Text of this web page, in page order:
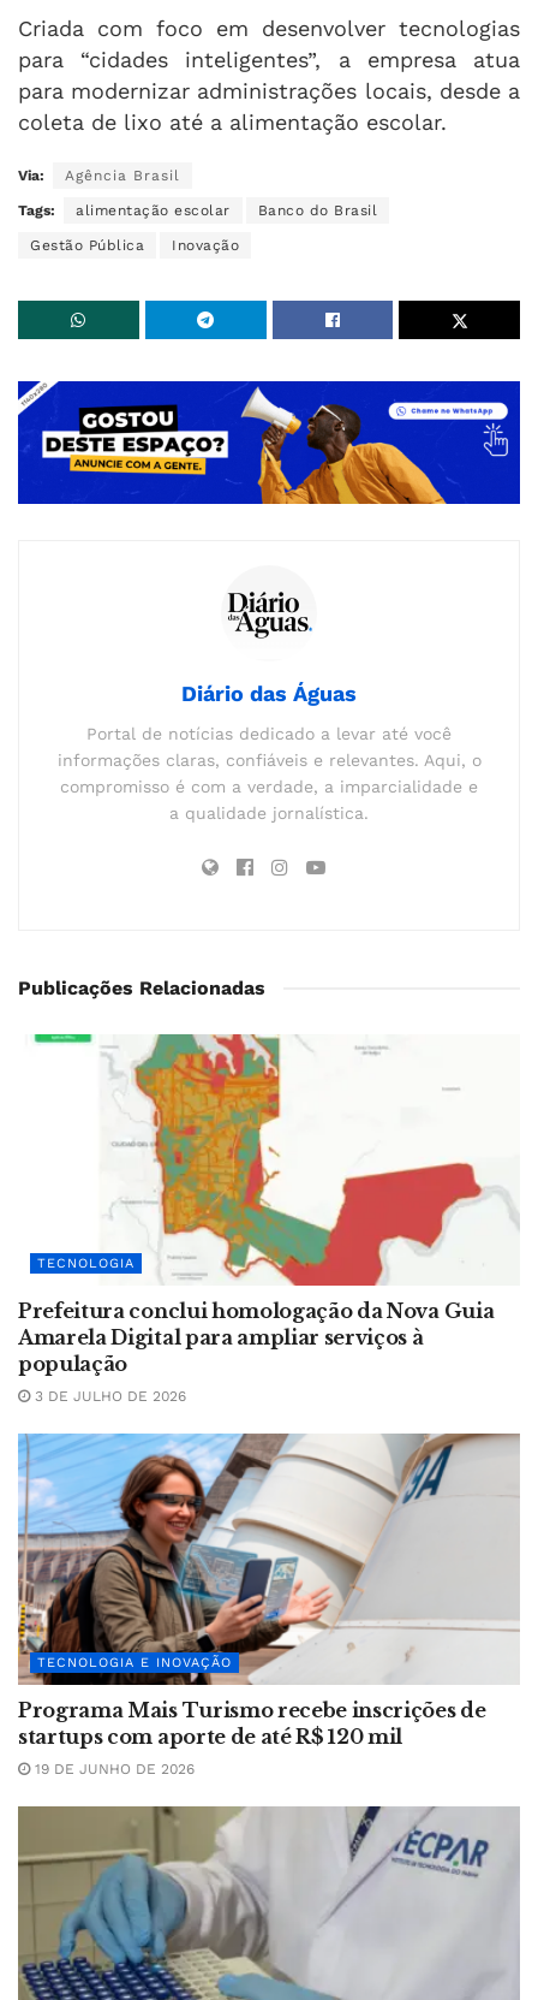
Criada com foco em desenvolver tecnologias
para “cidades inteligentes”, a empresa atua
para modernizar administrações locais, desde a
coleta de lixo até a alimentação escolar.
Via: Agência Brasil
Tags: alimentação escolar Banco do Brasil
Gestão Pública Inovação
Diário das Águas
Portal de notícias dedicado a levar até você
informações claras, confiáveis e relevantes. Aqui, o
compromisso é com a verdade, a imparcialidade e
a qualidade jornalística.
Publicações Relacionadas
TECNOLOGIA
Prefeitura conclui homologação da Nova Guia
Amarela Digital para ampliar serviços à
população
3 DE JULHO DE 2026
TECNOLOGIA E INOVAÇÃO
Programa Mais Turismo recebe inscrições de
startups com aporte de até R$ 120 mil
19 DE JUNHO DE 2026